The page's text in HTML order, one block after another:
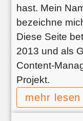
hast. Mein
bezeichne
Diese Seite
2013 und als
Content-
Projekt.
mehr lesen